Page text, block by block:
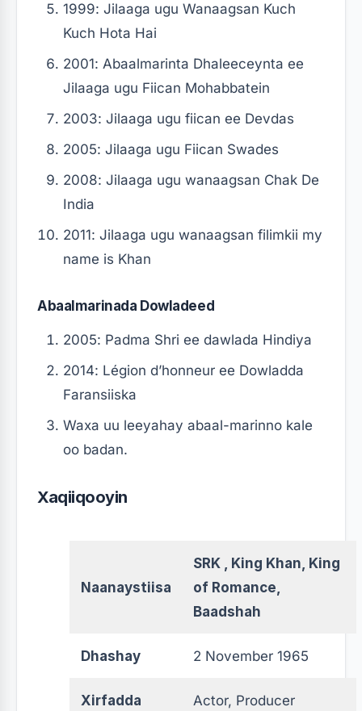
1999: Jilaaga ugu Wanaagsan Kuch
Kuch Hota Hai
2001: Abaalmarinta Dhaleeceynta ee
Jilaaga ugu Fiican Mohabbatein
2003: Jilaaga ugu fiican ee Devdas
2005: Jilaaga ugu Fiican Swades
2008: Jilaaga ugu wanaagsan Chak De
India
2011: Jilaaga ugu wanaagsan filimkii my
name is Khan
Abaalmarinada Dowladeed
2005: Padma Shri ee dawlada Hindiya
2014: Légion d’honneur ee Dowladda
Faransiiska
Waxa uu leeyahay abaal-marinno kale
oo badan.
Xaqiiqooyin
Naanaystiisa
SRK , King Khan, King
of Romance,
Baadshah
Dhashay 2 November 1965
Xirfadda Actor, Producer